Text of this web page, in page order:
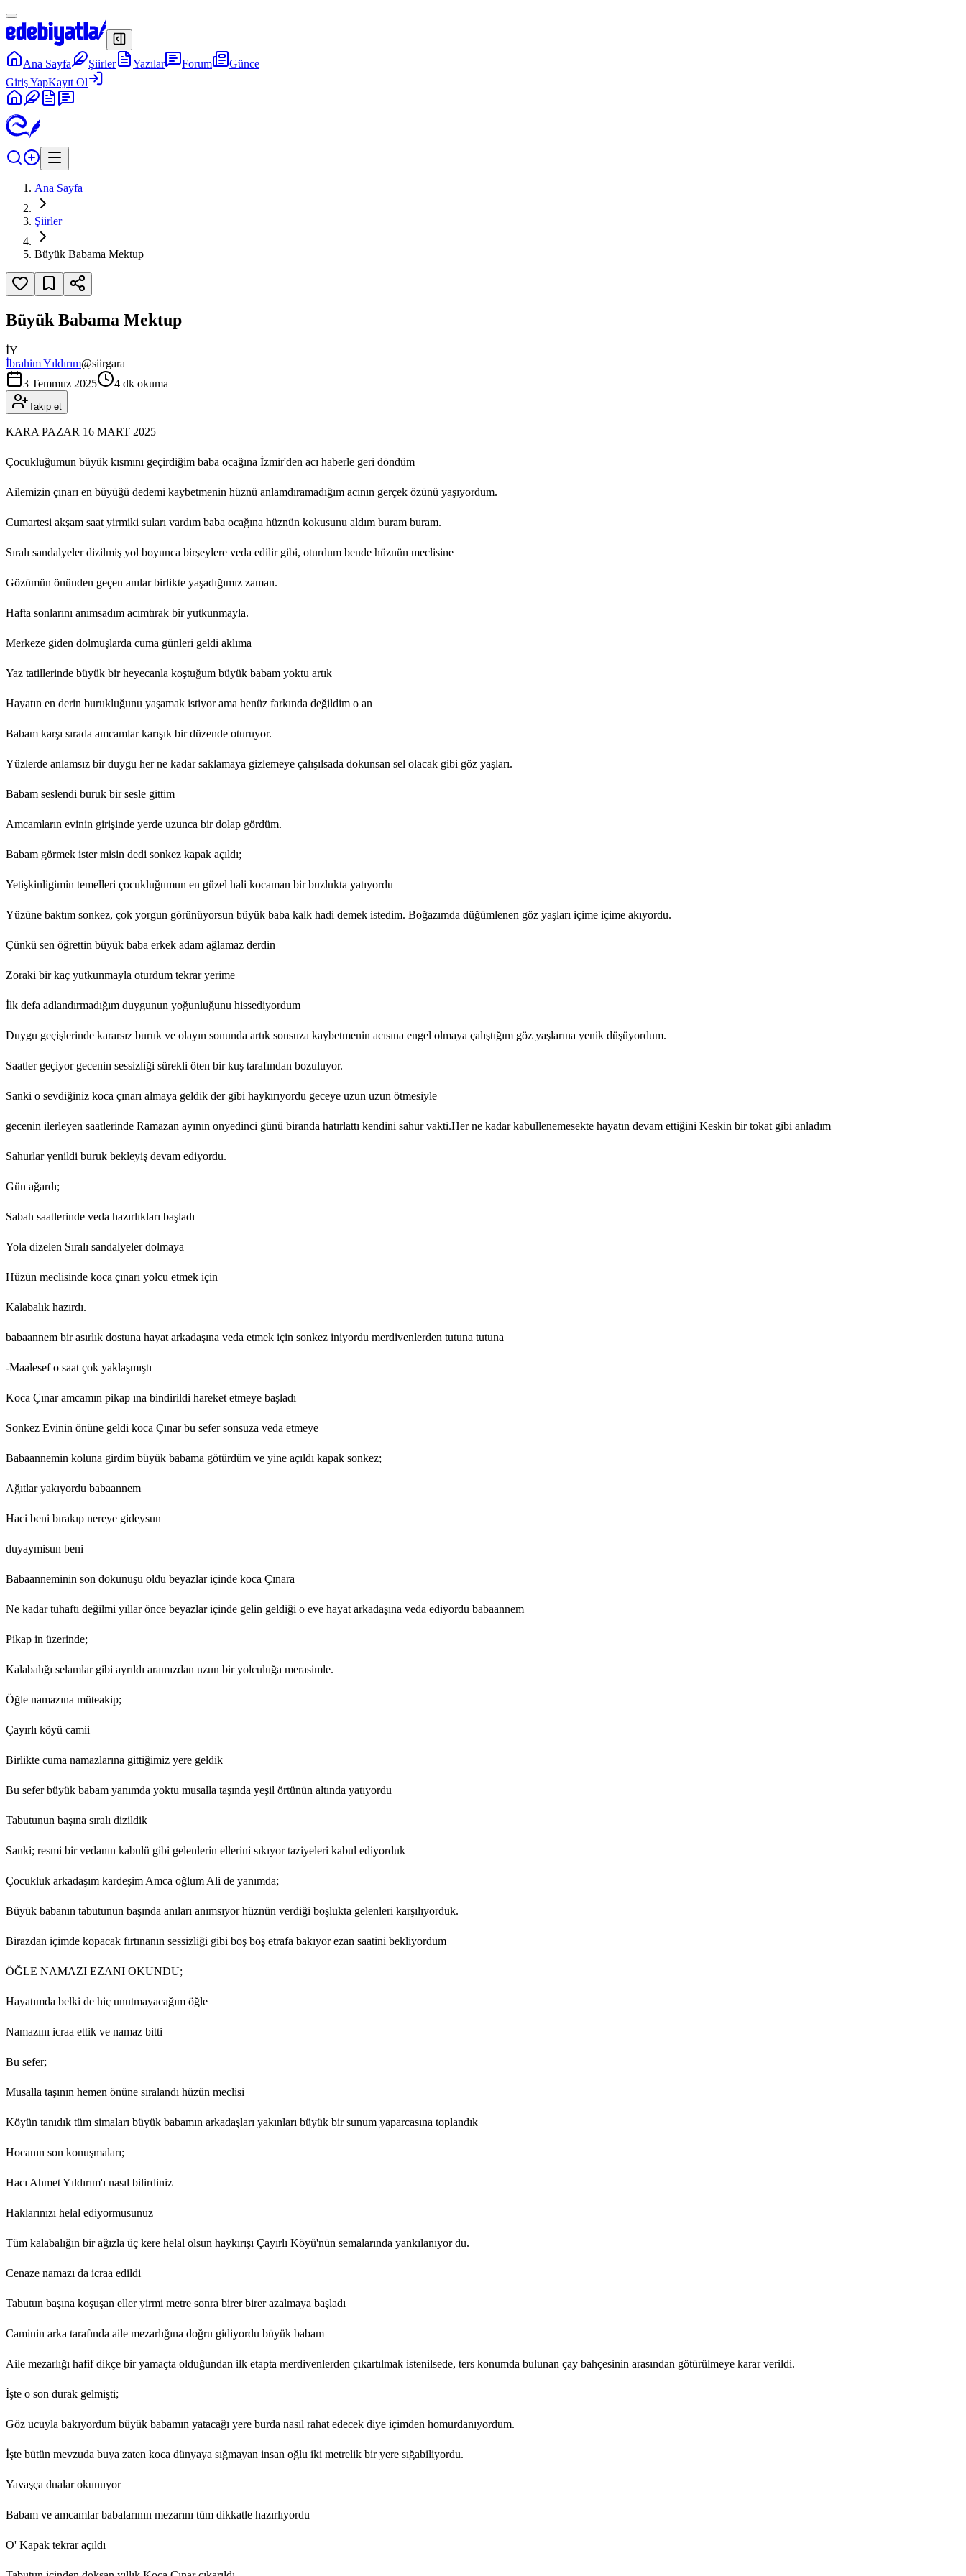
Ana Sayfa Şiirler Yazılar Forum
Günce
Giriş YapKayıt Ol
Ana Sayfa
Şiirler
Büyük Babama Mektup
Büyük Babama Mektup
İY
İbrahim Yıldırım@siirgara
3 Temmuz 2025
4 dk okuma
Takip et
KARA PAZAR 16 MART 2025
Çocukluğumun büyük kısmını geçirdiğim baba ocağına İzmir'den acı haberle geri döndüm
Ailemizin çınarı en büyüğü dedemi kaybetmenin hüznü anlamdıramadığım acının gerçek özünü yaşıyordum.
Cumartesi akşam saat yirmiki suları vardım baba ocağına hüznün kokusunu aldım buram buram.
Sıralı sandalyeler dizilmiş yol boyunca birşeylere veda edilir gibi, oturdum bende hüznün meclisine
Gözümün önünden geçen anılar birlikte yaşadığımız zaman.
Hafta sonlarını anımsadım acımtırak bir yutkunmayla.
Merkeze giden dolmuşlarda cuma günleri geldi aklıma
Yaz tatillerinde büyük bir heyecanla koştuğum büyük babam yoktu artık
Hayatın en derin burukluğunu yaşamak istiyor ama henüz farkında değildim o an
Babam karşı sırada amcamlar karışık bir düzende oturuyor.
Yüzlerde anlamsız bir duygu her ne kadar saklamaya gizlemeye çalışılsada dokunsan sel olacak gibi göz yaşları.
Babam seslendi buruk bir sesle gittim
Amcamların evinin girişinde yerde uzunca bir dolap gördüm.
Babam görmek ister misin dedi sonkez kapak açıldı;
Yetişkinligimin temelleri çocukluğumun en güzel hali kocaman bir buzlukta yatıyordu
Yüzüne baktım sonkez, çok yorgun görünüyorsun büyük baba kalk hadi demek istedim. Boğazımda düğümlenen göz yaşları içime içime akıyordu.
Çünkü sen öğrettin büyük baba erkek adam ağlamaz derdin
Zoraki bir kaç yutkunmayla oturdum tekrar yerime
İlk defa adlandırmadığım duygunun yoğunluğunu hissediyordum
Duygu geçişlerinde kararsız buruk ve olayın sonunda artık sonsuza kaybetmenin acısına engel olmaya çalıştığım göz yaşlarına yenik düşüyordum.
Saatler geçiyor gecenin sessizliği sürekli öten bir kuş tarafından bozuluyor.
Sanki o sevdiğiniz koca çınarı almaya geldik der gibi haykırıyordu geceye uzun uzun ötmesiyle
gecenin ilerleyen saatlerinde Ramazan ayının onyedinci günü biranda hatırlattı kendini sahur vakti.Her ne kadar kabullenemesekte hayatın devam ettiğini Keskin bir tokat gibi anladım
Sahurlar yenildi buruk bekleyiş devam ediyordu.
Gün ağardı;
Sabah saatlerinde veda hazırlıkları başladı
Yola dizelen Sıralı sandalyeler dolmaya
Hüzün meclisinde koca çınarı yolcu etmek için
Kalabalık hazırdı.
babaannem bir asırlık dostuna hayat arkadaşına veda etmek için sonkez iniyordu merdivenlerden tutuna tutuna
-Maalesef o saat çok yaklaşmıştı
Koca Çınar amcamın pikap ına bindirildi hareket etmeye başladı
Sonkez Evinin önüne geldi koca Çınar bu sefer sonsuza veda etmeye
Babaannemin koluna girdim büyük babama götürdüm ve yine açıldı kapak sonkez;
Ağıtlar yakıyordu babaannem
Haci beni bırakıp nereye gideysun
duyaymisun beni
Babaanneminin son dokunuşu oldu beyazlar içinde koca Çınara
Ne kadar tuhaftı değilmi yıllar önce beyazlar içinde gelin geldiği o eve hayat arkadaşına veda ediyordu babaannem
Pikap in üzerinde;
Kalabalığı selamlar gibi ayrıldı aramızdan uzun bir yolculuğa merasimle.
Öğle namazına müteakip;
Çayırlı köyü camii
Birlikte cuma namazlarına gittiğimiz yere geldik
Bu sefer büyük babam yanımda yoktu musalla taşında yeşil örtünün altında yatıyordu
Tabutunun başına sıralı dizildik
Sanki; resmi bir vedanın kabulü gibi gelenlerin ellerini sıkıyor taziyeleri kabul ediyorduk
Çocukluk arkadaşım kardeşim Amca oğlum Ali de yanımda;
Büyük babanın tabutunun başında anıları anımsıyor hüznün verdiği boşlukta gelenleri karşılıyorduk.
Birazdan içimde kopacak fırtınanın sessizliği gibi boş boş etrafa bakıyor ezan saatini bekliyordum
ÖĞLE NAMAZI EZANI OKUNDU;
Hayatımda belki de hiç unutmayacağım öğle
Namazını icraa ettik ve namaz bitti
Bu sefer;
Musalla taşının hemen önüne sıralandı hüzün meclisi
Köyün tanıdık tüm simaları büyük babamın arkadaşları yakınları büyük bir sunum yaparcasına toplandık
Hocanın son konuşmaları;
Hacı Ahmet Yıldırım'ı nasıl bilirdiniz
Haklarınızı helal ediyormusunuz
Tüm kalabalığın bir ağızla üç kere helal olsun haykırışı Çayırlı Köyü'nün semalarında yankılanıyor du.
Cenaze namazı da icraa edildi
Tabutun başına koşuşan eller yirmi metre sonra birer birer azalmaya başladı
Caminin arka tarafında aile mezarlığına doğru gidiyordu büyük babam
Aile mezarlığı hafif dikçe bir yamaçta olduğundan ilk etapta merdivenlerden çıkartılmak istenilsede, ters konumda bulunan çay bahçesinin arasından götürülmeye karar verildi.
İşte o son durak gelmişti;
Göz ucuyla bakıyordum büyük babamın yatacağı yere burda nasıl rahat edecek diye içimden homurdanıyordum.
İşte bütün mevzuda buya zaten koca dünyaya sığmayan insan oğlu iki metrelik bir yere sığabiliyordu.
Yavaşça dualar okunuyor
Babam ve amcamlar babalarının mezarını tüm dikkatle hazırlıyordu
O' Kapak tekrar açıldı